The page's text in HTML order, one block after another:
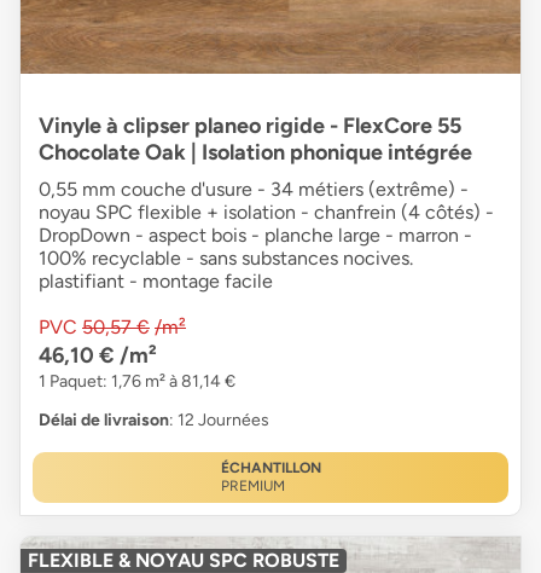
Vinyle à clipser planeo rigide - FlexCore 55
Chocolate Oak | Isolation phonique intégrée
0,55 mm couche d'usure - 34 métiers (extrême) -
noyau SPC flexible + isolation - chanfrein (4 côtés) -
DropDown - aspect bois - planche large - marron -
100% recyclable - sans substances nocives.
plastifiant - montage facile
PVC 50,57 € /m²
46,10 € /m²
1 Paquet: 1,76 m² à 81,14 €
Délai de livraison: 12 Journées
ÉCHANTILLON
PREMIUM
FLEXIBLE & NOYAU SPC ROBUSTE